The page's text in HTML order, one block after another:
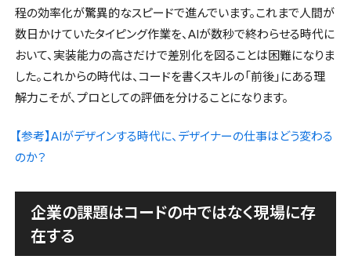
程の効率化が驚異的なスピードで進んでいます。これまで人間が
数日かけていたタイピング作業を、AIが数秒で終わらせる時代に
おいて、実装能力の高さだけで差別化を図ることは困難になりま
した。これからの時代は、コードを書くスキルの「前後」にある理
解力こそが、プロとしての評価を分けることになります。
【参考】AIがデザインする時代に、デザイナーの仕事はどう変わる
のか？
企業の課題はコードの中ではなく現場に存
在する